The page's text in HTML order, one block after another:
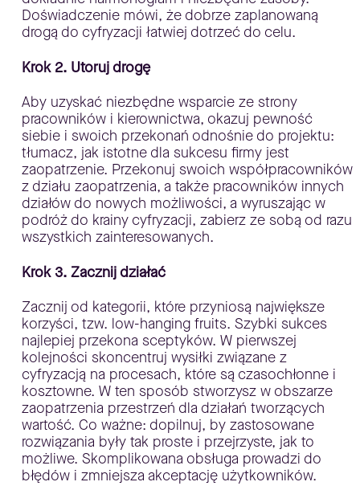
Doświadczenie mówi, że dobrze zaplanowaną
drogą do cyfryzacji łatwiej dotrzeć do celu.
Krok 2. Utoruj drogę
Aby uzyskać niezbędne wsparcie ze strony
pracowników i kierownictwa, okazuj pewność
siebie i swoich przekonań odnośnie do projektu:
tłumacz, jak istotne dla sukcesu firmy jest
zaopatrzenie. Przekonuj swoich współpracowników
z działu zaopatrzenia, a także pracowników innych
działów do nowych możliwości, a wyruszając w
podróż do krainy cyfryzacji, zabierz ze sobą od razu
wszystkich zainteresowanych.
Krok 3. Zacznij działać
Zacznij od kategorii, które przyniosą największe
korzyści, tzw. low-hanging fruits. Szybki sukces
najlepiej przekona sceptyków. W pierwszej
kolejności skoncentruj wysiłki związane z
cyfryzacją na procesach, które są czasochłonne i
kosztowne. W ten sposób stworzysz w obszarze
zaopatrzenia przestrzeń dla działań tworzących
wartość. Co ważne: dopilnuj, by zastosowane
rozwiązania były tak proste i przejrzyste, jak to
możliwe. Skomplikowana obsługa prowadzi do
błędów i zmniejsza akceptację użytkowników.